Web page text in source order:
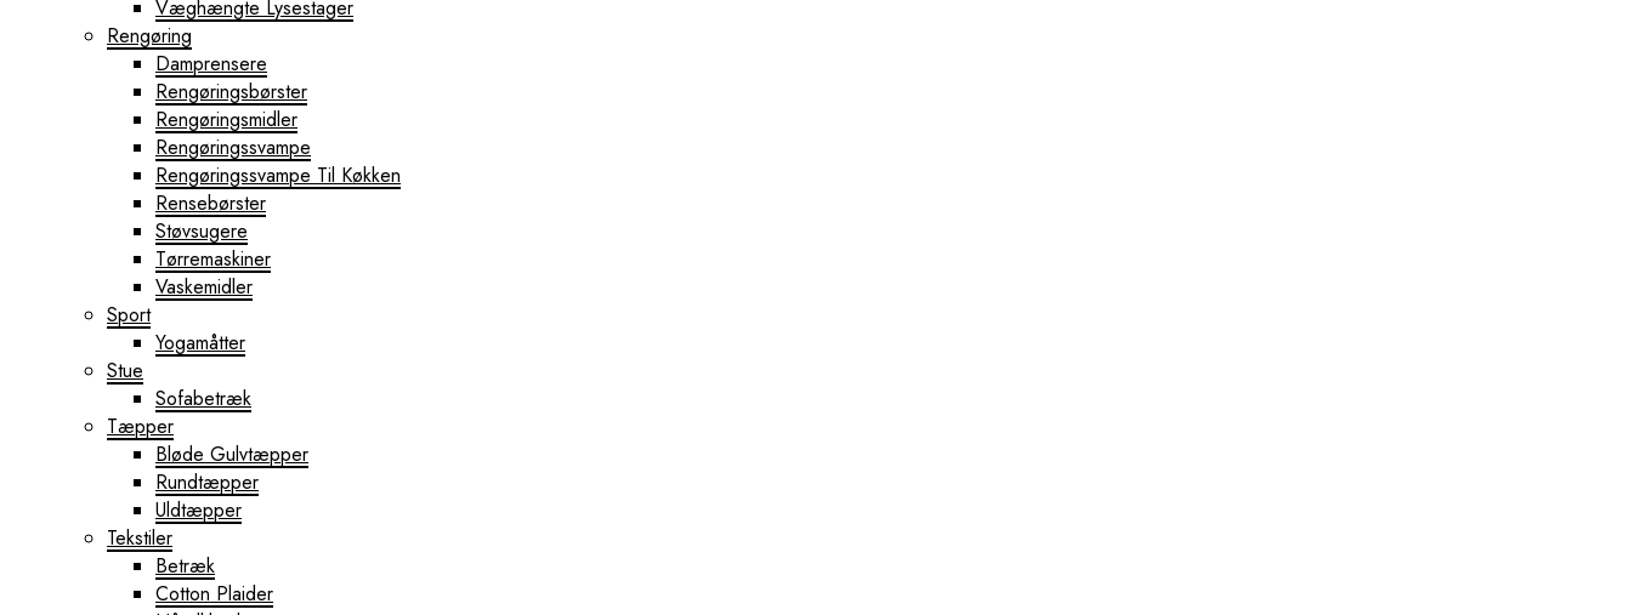
Væghængte Lysestager
Rengøring
Damprensere
Rengøringsbørster
Rengøringsmidler
Rengøringssvampe
Rengøringssvampe Til Køkken
Rensebørster
Støvsugere
Tørremaskiner
Vaskemidler
Sport
Yogamåtter
Stue
Sofabetræk
Tæpper
Bløde Gulvtæpper
Rundtæpper
Uldtæpper
Tekstiler
Betræk
Cotton Plaider